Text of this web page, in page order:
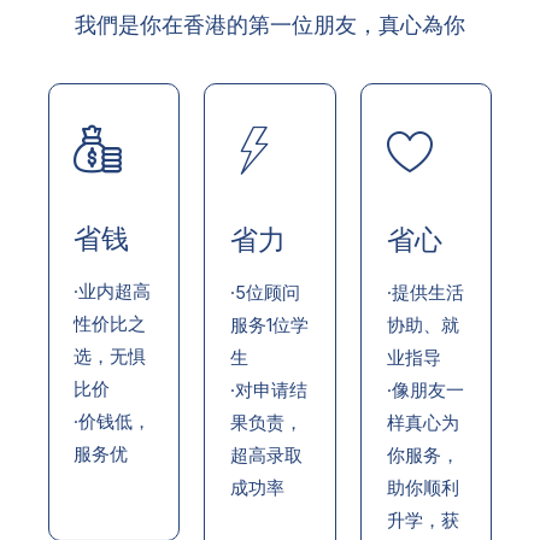
我們是你在香港的第一位朋友，真心為你
省钱
·业内超高
性价比之
选，无惧
比价
·价钱低，
服务优
省力
·5位顾问
服务1位学
生
·对申请结
果负责，
超高录取
成功率
省心
·提供生活
协助、就
业指导
·像朋友一
样真心为
你服务，
助你顺利
升学，获